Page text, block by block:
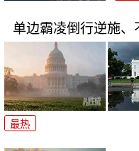
单边霸凌倒行逆施、
最热